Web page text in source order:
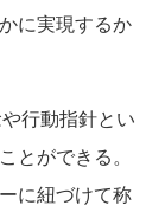
に実現するか
行動指針とい
とができる。
に紐づけて称